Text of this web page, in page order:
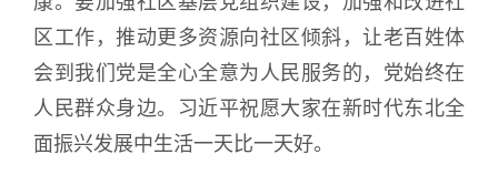
区工作，推动更多资源向社区倾斜，让老百姓体
会到我们党是全心全意为人民服务的，党始终在
人民群众身边。习近平祝愿大家在新时代东北全
面振兴发展中生活一天比一天好。